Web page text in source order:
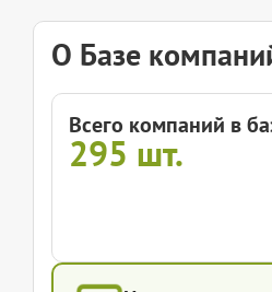
О Базе
Всего компаний в
295 шт.